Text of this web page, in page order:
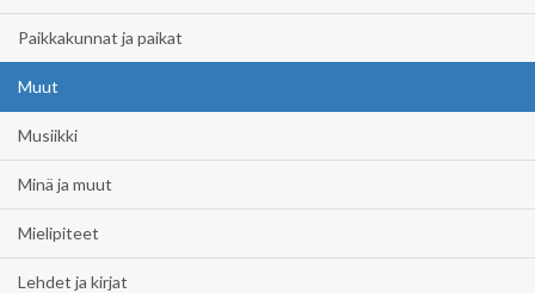
Paikkakunnat ja paikat
Muut
Musiikki
Minä ja muut
Mielipiteet
Lehdet ja kirjat